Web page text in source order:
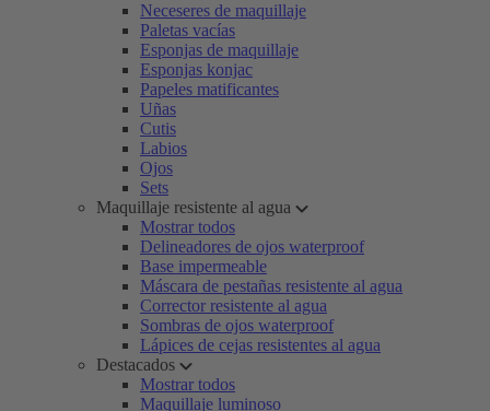
Neceseres de maquillaje
Paletas vacías
Esponjas de maquillaje
Esponjas konjac
Papeles matificantes
Uñas
Cutis
Labios
Ojos
Sets
Maquillaje resistente al agua
Mostrar todos
Delineadores de ojos waterproof
Base impermeable
Máscara de pestañas resistente al agua
Corrector resistente al agua
Sombras de ojos waterproof
Lápices de cejas resistentes al agua
Destacados
Mostrar todos
Maquillaje luminoso